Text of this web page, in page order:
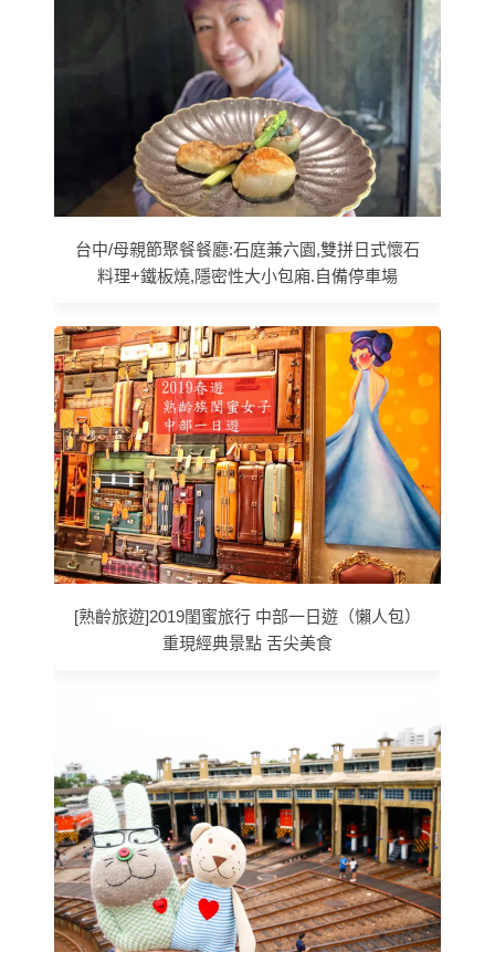
台中/母親節聚餐餐廳:石庭兼六園,雙拼日式懷石
料理+鐵板燒,隱密性大小包廂.自備停車場
[熟齡旅遊]2019閨蜜旅行 中部一日遊（懶人包）
重現經典景點 舌尖美食